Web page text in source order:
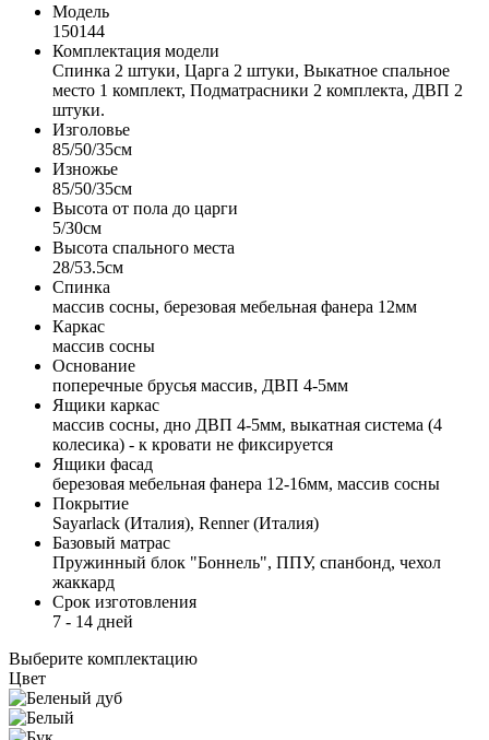
Модель
150144
Комплектация модели
Спинка 2 штуки, Царга 2 штуки, Выкатное спальное
место 1 комплект, Подматрасники 2 комплекта, ДВП 2
штуки.
Изголовье
85/50/35см
Изножье
85/50/35см
Высота от пола до царги
5/30см
Высота спального места
28/53.5см
Спинка
массив сосны, березовая мебельная фанера 12мм
Каркас
массив сосны
Основание
поперечные брусья массив, ДВП 4-5мм
Ящики каркас
массив сосны, дно ДВП 4-5мм, выкатная система (4
колесика) - к кровати не фиксируется
Ящики фасад
березовая мебельная фанера 12-16мм, массив сосны
Покрытие
Sayarlack (Италия), Renner (Италия)
Базовый матрас
Пружинный блок "Боннель", ППУ, спанбонд, чехол
жаккард
Срок изготовления
7 - 14 дней
Выберите комплектацию
Цвет